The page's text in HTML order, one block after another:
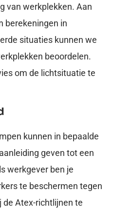
van werkplekken. Aan
berekeningen in
situaties kunnen we
beoordelen.
om de lichtsituatie te
kunnen in bepaalde
geven tot een
werkgever ben je
te beschermen tegen
de Atex-richtlijnen te